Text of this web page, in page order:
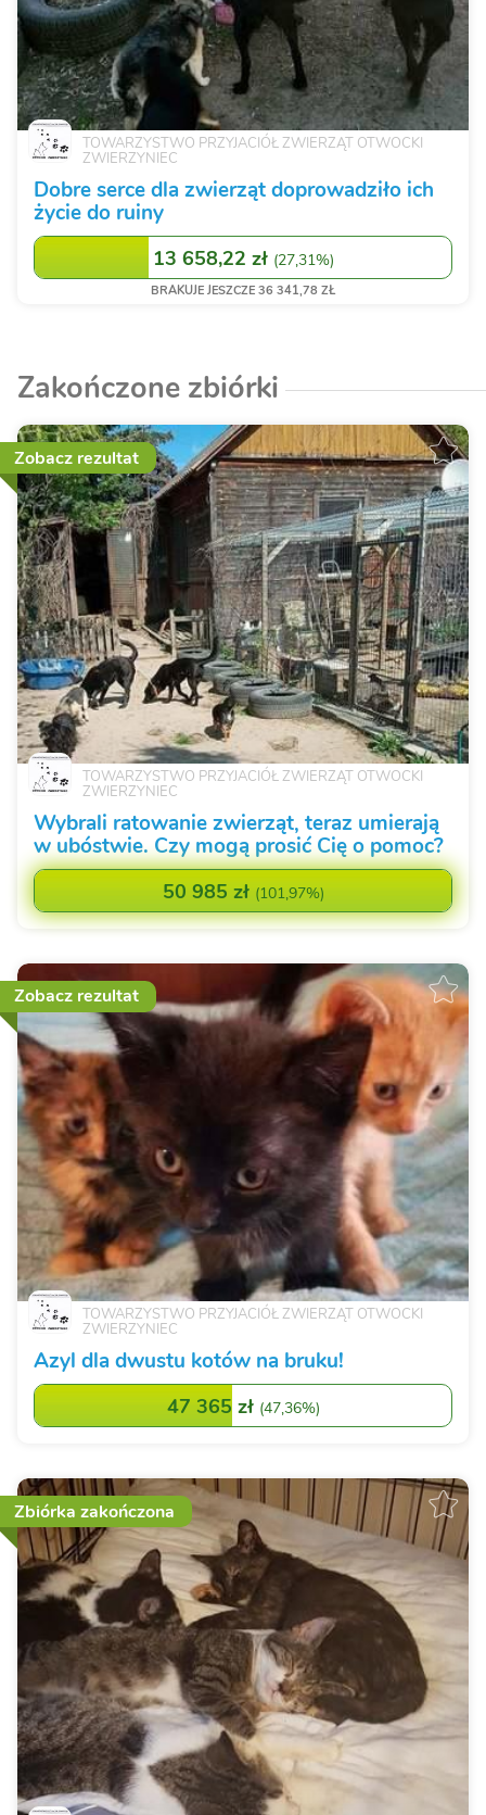
TOWARZYSTWO PRZYJACIÓŁ ZWIERZĄT OTWOCKI
ZWIERZYNIEC
Dobre serce dla zwierząt doprowadziło ich
życie do ruiny
13 658,22 zł (27,31%)
BRAKUJE JESZCZE 36 341,78 ZŁ
Zakończone zbiórki
Zobacz rezultat
TOWARZYSTWO PRZYJACIÓŁ ZWIERZĄT OTWOCKI
ZWIERZYNIEC
Wybrali ratowanie zwierząt, teraz umierają
w ubóstwie. Czy mogą prosić Cię o pomoc?
50 985 zł (101,97%)
Zobacz rezultat
TOWARZYSTWO PRZYJACIÓŁ ZWIERZĄT OTWOCKI
ZWIERZYNIEC
Azyl dla dwustu kotów na bruku!
47 365 zł (47,36%)
Zbiórka zakończona